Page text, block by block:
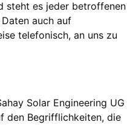
steht es jeder betroffenen
auch auf
telefonisch, an uns zu
Solar Engineering UG
den Begrifflichkeiten, die